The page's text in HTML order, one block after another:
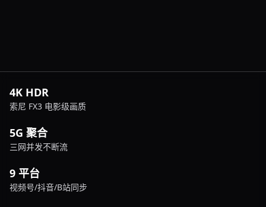
4K HDR
索尼 FX3 电影级画质
5G 聚合
三网并发不断流
9 平台
视频号/抖音/B站同步